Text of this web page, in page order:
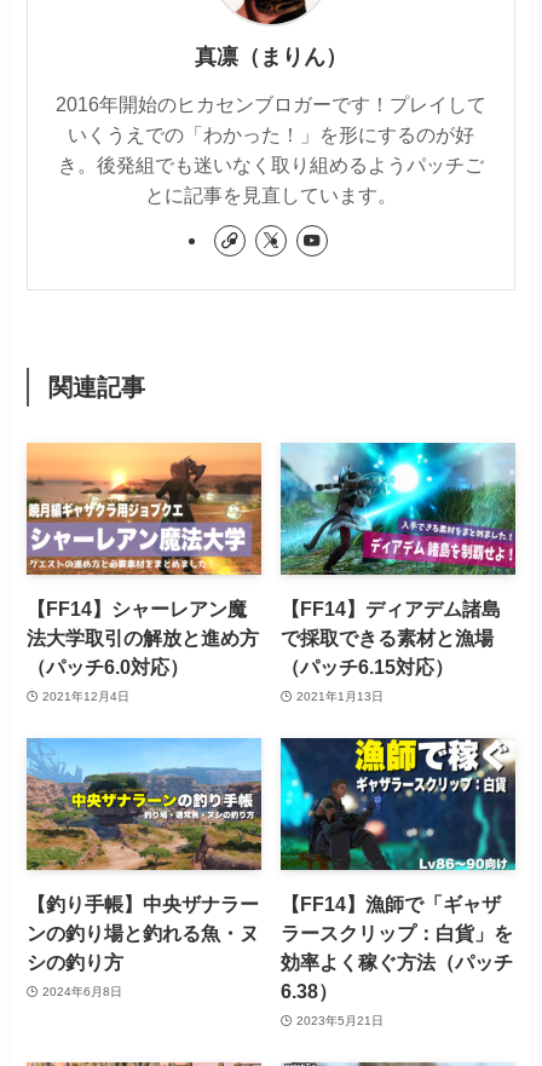
真凛（まりん）
2016年開始のヒカセンブロガーです！プレイして
いくうえでの「わかった！」を形にするのが好
き。後発組でも迷いなく取り組めるようパッチご
とに記事を見直しています。
関連記事
【FF14】シャーレアン魔
法大学取引の解放と進め方
（パッチ6.0対応）
2021年12月4日
【FF14】ディアデム諸島
で採取できる素材と漁場
（パッチ6.15対応）
2021年1月13日
【釣り手帳】中央ザナラー
ンの釣り場と釣れる魚・ヌ
シの釣り方
2024年6月8日
【FF14】漁師で「ギャザ
ラースクリップ：白貨」を
効率よく稼ぐ方法（パッチ
6.38）
2023年5月21日